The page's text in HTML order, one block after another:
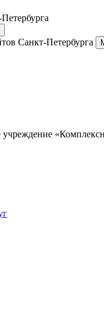
Санкт-Петербурга
учреждение